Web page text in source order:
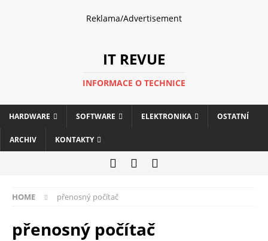
Reklama/Advertisement
IT REVUE
INFORMACE O TECHNICE
HARDWARE SOFTWARE ELEKTRONIKA OSTATNÍ
ARCHIV KONTAKTY
HOME přenosný počítač
přenosný počítač